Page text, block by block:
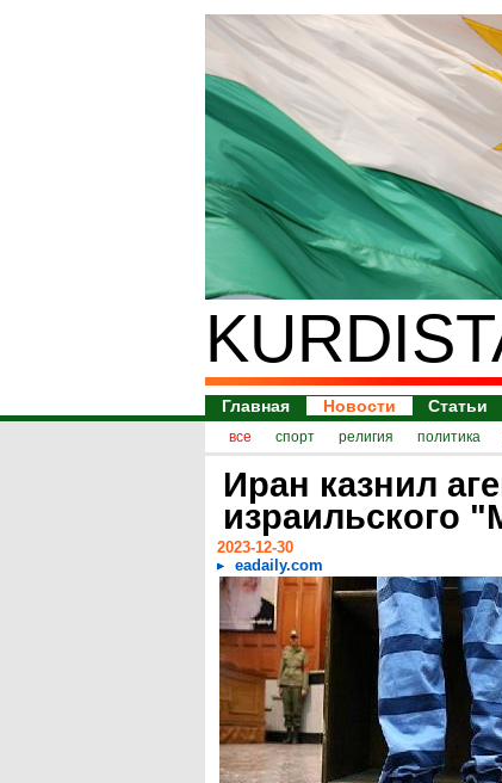
Главная Новости Статьи
все спорт религия политика
Иран казнил
израильского
2023-12-30
eadaily.com